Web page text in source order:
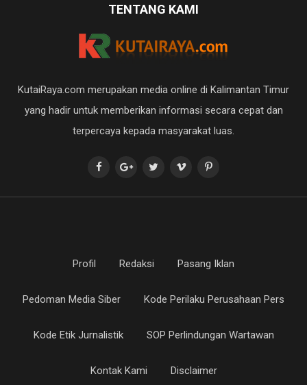
TENTANG KAMI
KutaiRaya.com merupakan media online di Kalimantan Timur
yang hadir untuk memberikan informasi secara cepat dan
terpercaya kepada masyarakat luas.
Profil Redaksi Pasang Iklan
Pedoman Media Siber Kode Perilaku Perusahaan Pers
Kode Etik Jurnalistik SOP Perlindungan Wartawan
Kontak Kami Disclaimer